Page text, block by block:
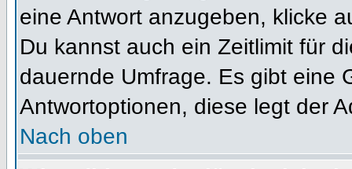
eine Antwort anzugeben, klicke
Du kannst auch ein Zeitlimit für
dauernde Umfrage. Es gibt eine
Antwortoptionen, diese legt der
Nach oben